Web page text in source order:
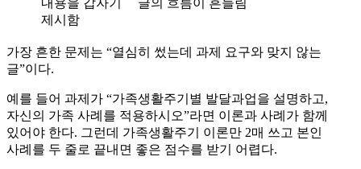
내용을 갑자기
제시함
글의 흐름이 흔들림
가장 흔한 문제는 “열심히 썼는데 과제 요구와 맞지 않는
글”이다.
예를 들어 과제가 “가족생활주기별 발달과업을 설명하고,
자신의 가족 사례를 적용하시오”라면 이론과 사례가 함께
있어야 한다. 그런데 가족생활주기 이론만 2매 쓰고 본인
사례를 두 줄로 끝내면 좋은 점수를 받기 어렵다.